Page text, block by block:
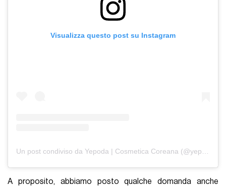
Visualizza questo post su Instagram
A proposito, abbiamo posto qualche domanda anche